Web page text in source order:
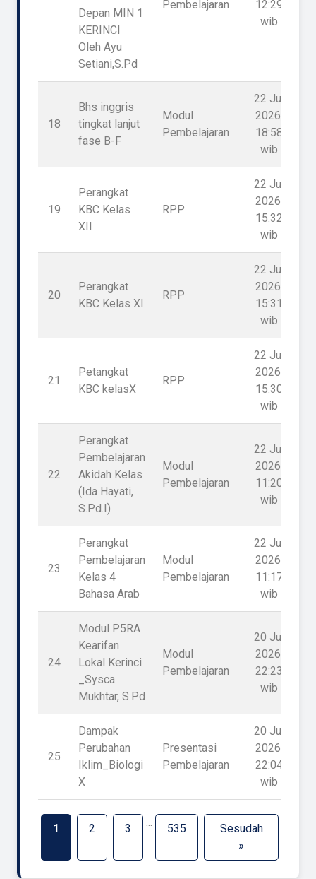
Depan MIN 1
KERINCI
Oleh Ayu
Setiani,S.Pd
Pembelajaran
12:29
wib
18
Bhs inggris
tingkat lanjut
fase B-F
Modul
Pembelajaran
22 Jul
2026,
18:58
wib
19
Perangkat
KBC Kelas
XII
RPP
22 Jul
2026,
15:32
wib
20
Perangkat
KBC Kelas XI
RPP
22 Jul
2026,
15:31
wib
21
Petangkat
KBC kelasX
RPP
22 Jul
2026,
15:30
wib
22
Perangkat
Pembelajaran
Akidah Kelas
(Ida Hayati,
S.Pd.I)
Modul
Pembelajaran
22 Jul
2026,
11:20
wib
23
Perangkat
Pembelajaran
Kelas 4
Bahasa Arab
Modul
Pembelajaran
22 Jul
2026,
11:17
wib
24
Modul P5RA
Kearifan
Lokal Kerinci
_Sysca
Mukhtar, S.Pd
Modul
Pembelajaran
20 Jul
2026,
22:23
wib
25
Dampak
Perubahan
Iklim_Biologi
X
Presentasi
Pembelajaran
20 Jul
2026,
22:04
wib
1 2 3 ... 535
Sesudah
»